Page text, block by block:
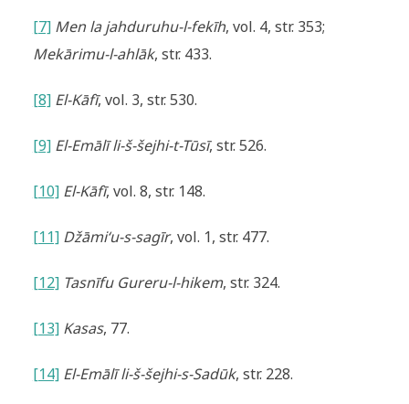
[7] Men la jahduruhu-l-fekīh, vol. 4, str. 353;
Mekārimu-l-ahlāk, str. 433.
[8] El-Kāfī, vol. 3, str. 530.
[9] El-Emālī li-š-šejhi-t-Tūsī, str. 526.
[10] El-Kāfī, vol. 8, str. 148.
[11] Džāmi‘u-s-sagīr, vol. 1, str. 477.
[12] Tasnīfu Gureru-l-hikem, str. 324.
[13] Kasas, 77.
[14] El-Emālī li-š-šejhi-s-Sadūk, str. 228.